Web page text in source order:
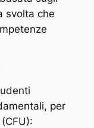
svolta che
per